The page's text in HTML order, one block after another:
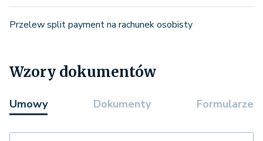
Przelew split payment na rachunek osobisty
Wzory dokumentów
Umowy Dokumenty Formularze